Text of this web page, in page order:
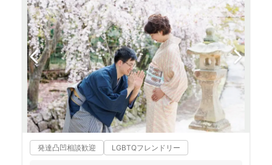
発達凸凹相談歓迎 LGBTQフレンドリー